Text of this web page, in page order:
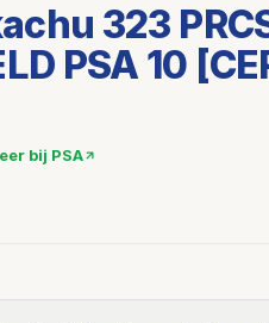
323
PSA 10
bij PSA